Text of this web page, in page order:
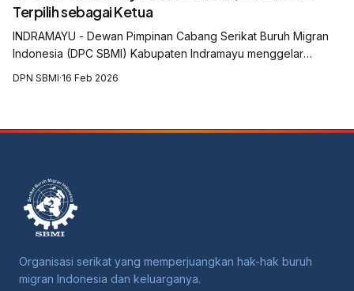
Terpilih sebagai Ketua
INDRAMAYU - Dewan Pimpinan Cabang Serikat Buruh Migran
Indonesia (DPC SBMI) Kabupaten Indramayu menggelar
DPN SBMI·16 Feb 2026
Organisasi serikat yang memperjuangkan hak-hak buruh
migran Indonesia dan keluarganya.